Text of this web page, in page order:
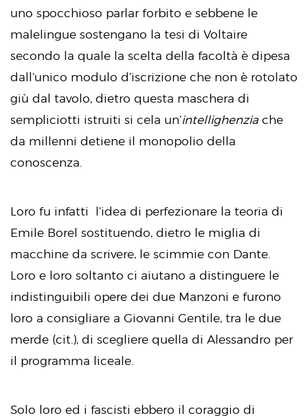
uno spocchioso parlar forbito e sebbene le
malelingue sostengano la tesi di Voltaire
secondo la quale la scelta della facoltà è dipesa
dall’unico modulo d’iscrizione che non è rotolato
giù dal tavolo, dietro questa maschera di
sempliciotti istruiti si cela un’intellighenzia che
da millenni detiene il monopolio della
conoscenza.
Loro fu infatti l’idea di perfezionare la teoria di
Emile Borel sostituendo, dietro le miglia di
macchine da scrivere, le scimmie con Dante.
Loro e loro soltanto ci aiutano a distinguere le
indistinguibili opere dei due Manzoni e furono
loro a consigliare a Giovanni Gentile, tra le due
merde (cit.), di scegliere quella di Alessandro per
il programma liceale.
Solo loro ed i fascisti ebbero il coraggio di